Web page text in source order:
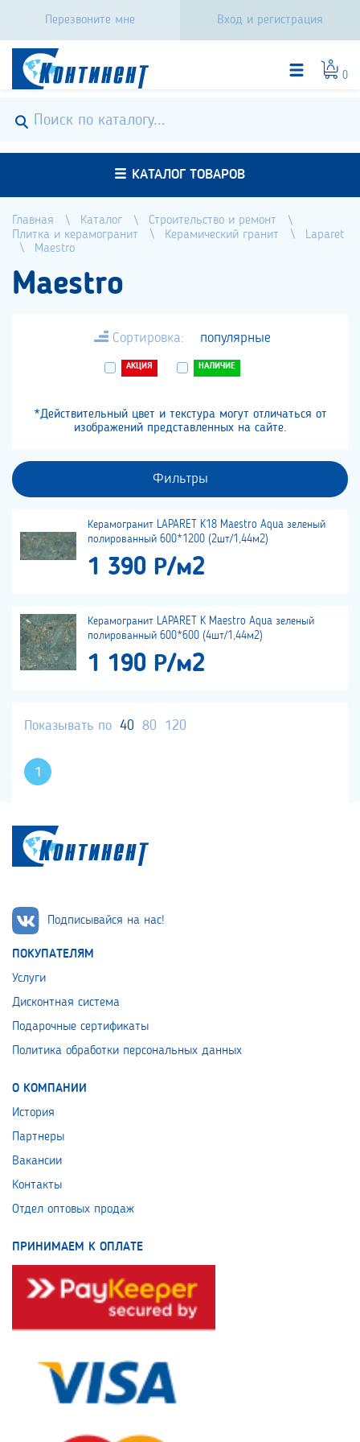
Перезвоните мне Вход и регистрация
0
КАТАЛОГ ТОВАРОВ
Главная Каталог
Строительство и ремонт
Плитка и керамогранит
Керамический гранит
Laparet
Maestro
Maestro
Сортировка: популярные
АКЦИЯ НАЛИЧИЕ
*Действительный цвет и текстура могут отличаться от
изображений представленных на сайте.
Фильтры
Керамогранит LAPARET K18 Maestro Aqua зеленый
полированный 600*1200 (2шт/1,44м2)
1 390 Р/м2
Керамогранит LAPARET K Maestro Aqua зеленый
полированный 600*600 (4шт/1,44м2)
1 190 Р/м2
Показывать по 40 80 120
1
Подписывайся на нас!
ПОКУПАТЕЛЯМ
Услуги
Дисконтная система
Подарочные сертификаты
Политика обработки персональных данных
О КОМПАНИИ
История
Партнеры
Вакансии
Контакты
Отдел оптовых продаж
ПРИНИМАЕМ К ОПЛАТЕ